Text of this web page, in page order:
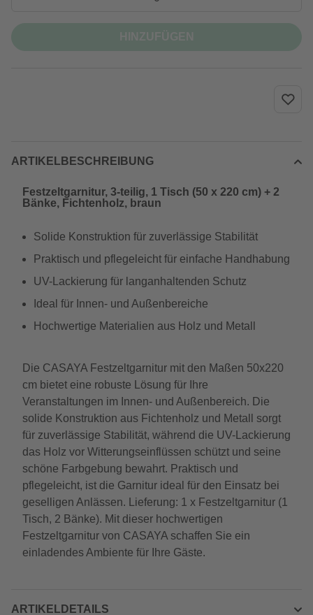
ARTIKELBESCHREIBUNG
Festzeltgarnitur, 3-teilig, 1 Tisch (50 x 220 cm) + 2
Bänke, Fichtenholz, braun
Solide Konstruktion für zuverlässige Stabilität
Praktisch und pflegeleicht für einfache Handhabung
UV-Lackierung für langanhaltenden Schutz
Ideal für Innen- und Außenbereiche
Hochwertige Materialien aus Holz und Metall
Die CASAYA Festzeltgarnitur mit den Maßen 50x220
cm bietet eine robuste Lösung für Ihre
Veranstaltungen im Innen- und Außenbereich. Die
solide Konstruktion aus Fichtenholz und Metall sorgt
für zuverlässige Stabilität, während die UV-Lackierung
das Holz vor Witterungseinflüssen schützt und seine
schöne Farbgebung bewahrt. Praktisch und
pflegeleicht, ist die Garnitur ideal für den Einsatz bei
geselligen Anlässen. Lieferung: 1 x Festzeltgarnitur (1
Tisch, 2 Bänke). Mit dieser hochwertigen
Festzeltgarnitur von CASAYA schaffen Sie ein
einladendes Ambiente für Ihre Gäste.
ARTIKELDETAILS